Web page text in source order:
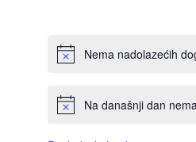
Nema nadolazećih
Na današnji dan